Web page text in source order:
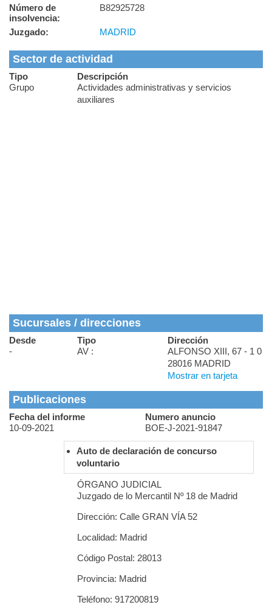
Número de
insolvencia:
B82925728
Juzgado: MADRID
Sector de actividad
Tipo
Descripción
Grupo
Actividades administrativas y servicios
auxiliares
Sucursales / direcciones
Desde Tipo
Dirección
-
AV :
ALFONSO XIII, 67 - 1 0
28016 MADRID
Mostrar en tarjeta
Publicaciones
Fecha del informe
Numero anuncio
10-09-2021
BOE-J-2021-91847
Auto de declaración de concurso
voluntario
ÓRGANO JUDICIAL
Juzgado de lo Mercantil Nº 18 de Madrid
Dirección: Calle GRAN VÍA 52
Localidad: Madrid
Código Postal: 28013
Provincia: Madrid
Teléfono: 917200819